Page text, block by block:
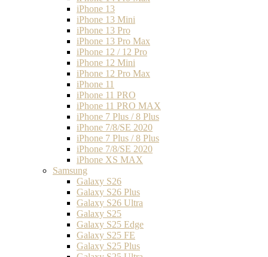
iPhone 13
iPhone 13 Mini
iPhone 13 Pro
iPhone 13 Pro Max
iPhone 12 / 12 Pro
iPhone 12 Mini
iPhone 12 Pro Max
iPhone 11
iPhone 11 PRO
iPhone 11 PRO MAX
iPhone 7 Plus / 8 Plus
iPhone 7/8/SE 2020
iPhone 7 Plus / 8 Plus
iPhone 7/8/SE 2020
iPhone XS MAX
Samsung
Galaxy S26
Galaxy S26 Plus
Galaxy S26 Ultra
Galaxy S25
Galaxy S25 Edge
Galaxy S25 FE
Galaxy S25 Plus